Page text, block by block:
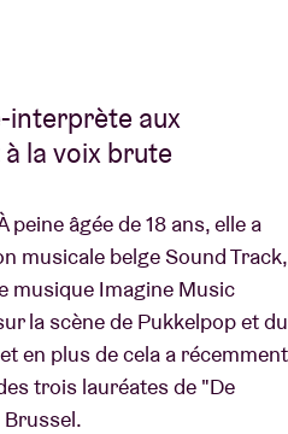
aux
la voix brute
peine âgée de 18 ans, elle a
musicale belge Sound Track,
musique Imagine Music
la scène de Pukkelpop et du
en plus de cela a récemment
trois lauréates de "De